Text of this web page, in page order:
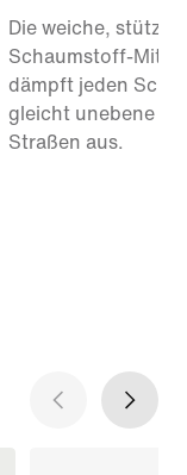
Die weiche,
Schaumstoff-
dämpft jeden
gleicht unebene
Straßen aus.